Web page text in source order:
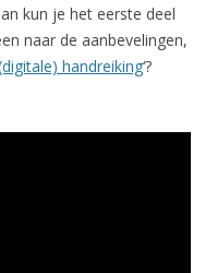
kun je het eerste deel
naar de aanbevelingen,
handreiking‘?